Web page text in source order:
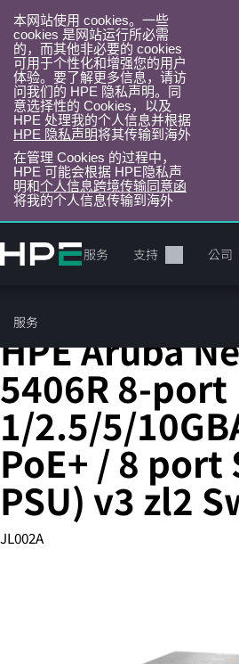
本网站使用 cookies。一些
cookies 是网站运行所必需
的，而其他非必要的 cookies
可用于个性化和增强您的用户
体验。要了解更多信息，请访
问我们的 HPE 隐私声明。同
意选择性的 Cookies，以及
HPE 处理我的个人信息并根据
HPE 隐私声明将其传输到海外
在管理 Cookies 的过程中，
HPE 可能会根据 HPE隐私声
明和个人信息跨境传输同意函
将我的个人信息传输到海外
转
到
目
录
产品 服务 支持 公司
服务
您的购物车目
前往 HPE 商店浏览、
模块化以太网交换机
HPE Aruba
5406R 8-port
1/2.5/5/
PoE+ / 8 port
PSU) v3 zl2
JL002A